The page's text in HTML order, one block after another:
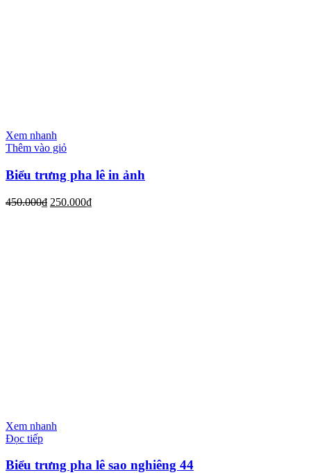
Xem nhanh
Thêm vào giỏ
Biểu trưng pha lê in ảnh
450.000₫ 250.000₫
Xem nhanh
Đọc tiếp
Biểu trưng pha lê sao nghiêng 44